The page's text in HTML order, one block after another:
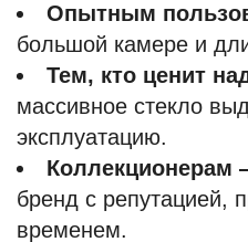
Опытным
большой камере и
Тем, кто ценит
массивное стекло
эксплуатацию.
Коллекционерам
бренд с репутацией,
временем.